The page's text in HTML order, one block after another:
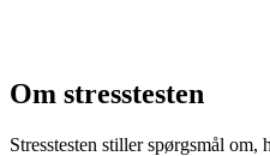
Om stresstesten
Stresstesten stiller spørgsmål om,